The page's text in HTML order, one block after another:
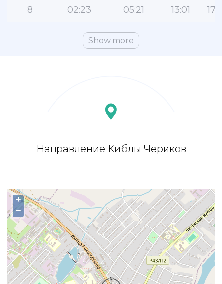
8 02:23 05:21 13:01
Show more
Направление Киблы Чериков
+
−